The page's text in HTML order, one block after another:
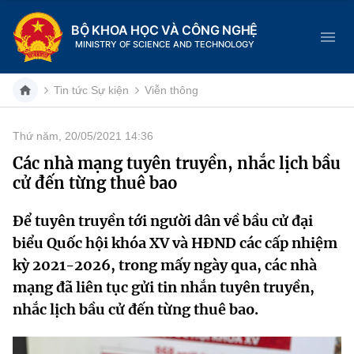
BỘ KHOA HỌC VÀ CÔNG NGHỆ
MINISTRY OF SCIENCE AND TECHNOLOGY
Danh mục
Trang chủ
Giới thiệu
Chức năng nhiệm vụ
Cơ cấu tổ chức
Lịch sử phát triển
Tin tức sự kiện
Khoa học và Công nghệ
Đổi mới sáng tạo
Dịch vụ công
Hệ thống văn bản
Tin tức Sự kiện Viễn thông
Thứ năm, 20/05/2021 14:36
Các nhà mạng tuyên truyền, nhắc lịch bầu
cử đến từng thuê bao
Để tuyên truyền tới người dân về bầu cử đại
biểu Quốc hội khóa XV và HĐND các cấp nhiệm
kỳ 2021-2026, trong mấy ngày qua, các nhà
mạng đã liên tục gửi tin nhắn tuyên truyền,
nhắc lịch bầu cử đến từng thuê bao.